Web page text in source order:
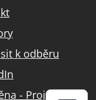
k odběru
- Projekt